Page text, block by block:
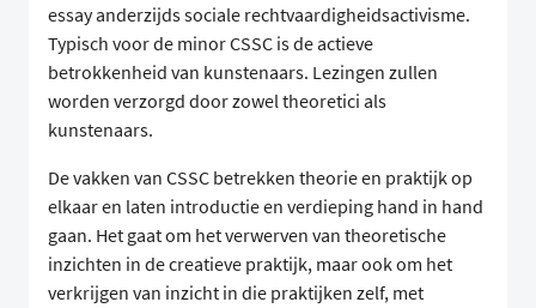
essay anderzijds sociale rechtvaardigheidsactivisme.
Typisch voor de minor CSSC is de actieve
betrokkenheid van kunstenaars. Lezingen zullen
worden verzorgd door zowel theoretici als
kunstenaars.
De vakken van CSSC betrekken theorie en praktijk op
elkaar en laten introductie en verdieping hand in hand
gaan. Het gaat om het verwerven van theoretische
inzichten in de creatieve praktijk, maar ook om het
verkrijgen van inzicht in die praktijken zelf, met